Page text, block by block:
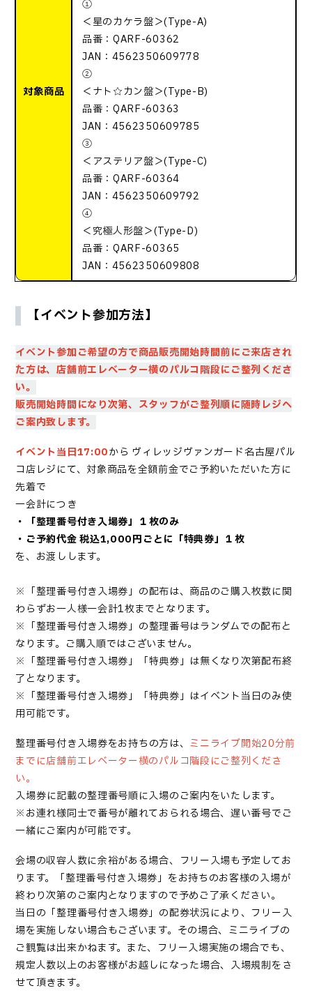
対象商品
①
＜星のカケラ盤＞(Type-A)
品番：QARF-60362
JAN：4562350609778
②
＜ナト☆カン盤＞(Type-B)
品番：QARF-60363
JAN：4562350609785
③
＜アステリア盤＞(Type-C)
品番：QARF-60364
JAN：4562350609792
④
＜究極人形盤＞(Type-D)
品番：QARF-60365
JAN：4562350609808
【イベント参加方法】
イベント参加ご希望の方で商品販売開始時間前にご来店され
た方は、店舗前エレベーター横のパルコ階段にご整列くださ
い。
販売開始時間になり次第、スタッフがご整列順に随時レジへ
ご案内致します。
イベント当日17:00から ヴィレッジヴァンガード名古屋パル
コ店レジにて、対象商品を全額前金でご予約いただいた方に
先着で
一会計につき
・「整理番号付き入場券」１枚のみ
・ご予約代金 税込1,000円ごとに「特典券」１枚
を、お渡しします。
※「整理番号付き入場券」の配布は、商品のご購入枚数に関
わらずお一人様一会計1枚までとなります。
※「整理番号付き入場券」の整理番号はランダムでの配布と
なります。ご購入順ではございません。
※「整理番号付き入場券」「特典券」は無くなり次第配布終
了となります。
※「整理番号付き入場券」「特典券」はイベント当日のみ使
用可能です。
整理番号付き入場券をお持ちの方は、 ミニライブ開始20分前
までに店舗前エレベーター横のパルコ階段にご整列くださ
い。
入場券に記載の整理番号順に入場のご案内をいたします。
※お連れ様同士で番号が離れておられる場合、遅い番号でご
一緒にご案内が可能です。
会場の収容人数に余裕がある場合、フリー入場も予定してお
ります。「整理番号付き入場券」をお持ちのお客様の入場が
終わり次第のご案内となりますので予めご了承ください。
当日の「整理番号付き入場券」の配券状況により、フリー入
場を実施しない場合もございます。その場合、ミニライブの
ご観覧は出来かねます。また、フリー入場実施の場合でも、
規定人数以上のお客様がお越しになった場合、入場規制をさ
せて頂きます。